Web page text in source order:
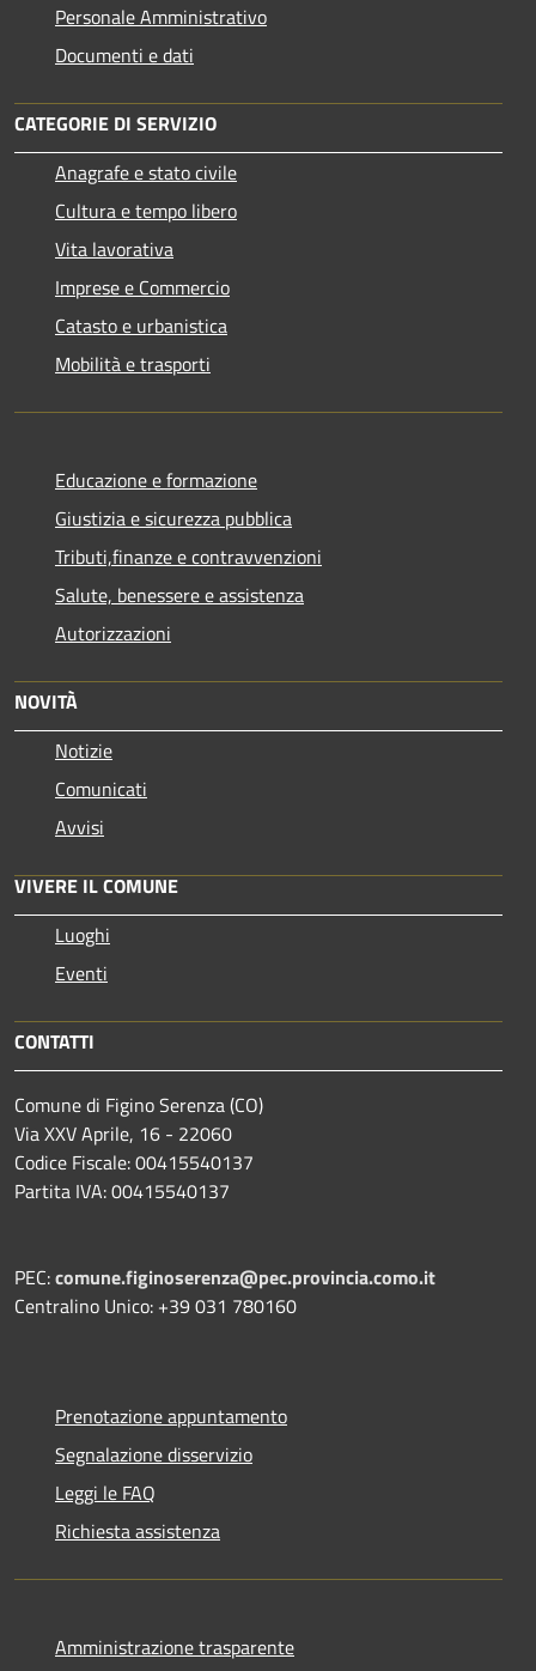
Personale Amministrativo
Documenti e dati
CATEGORIE DI SERVIZIO
Anagrafe e stato civile
Cultura e tempo libero
Vita lavorativa
Imprese e Commercio
Catasto e urbanistica
Mobilità e trasporti
Educazione e formazione
Giustizia e sicurezza pubblica
Tributi,finanze e contravvenzioni
Salute, benessere e assistenza
Autorizzazioni
NOVITÀ
Notizie
Comunicati
Avvisi
VIVERE IL COMUNE
Luoghi
Eventi
CONTATTI
Comune di Figino Serenza (CO)
Via XXV Aprile, 16 - 22060
Codice Fiscale: 00415540137
Partita IVA: 00415540137
PEC:comune.figinoserenza@pec.provincia.como.it
Centralino Unico: +39 031 780160
Prenotazione appuntamento
Segnalazione disservizio
Leggi le FAQ
Richiesta assistenza
Amministrazione trasparente